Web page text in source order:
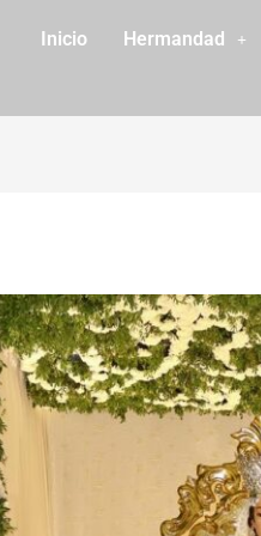
Inicio Hermandad